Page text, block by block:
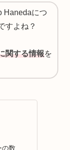
Hanedaにつ
すよね？
関する情報を
数